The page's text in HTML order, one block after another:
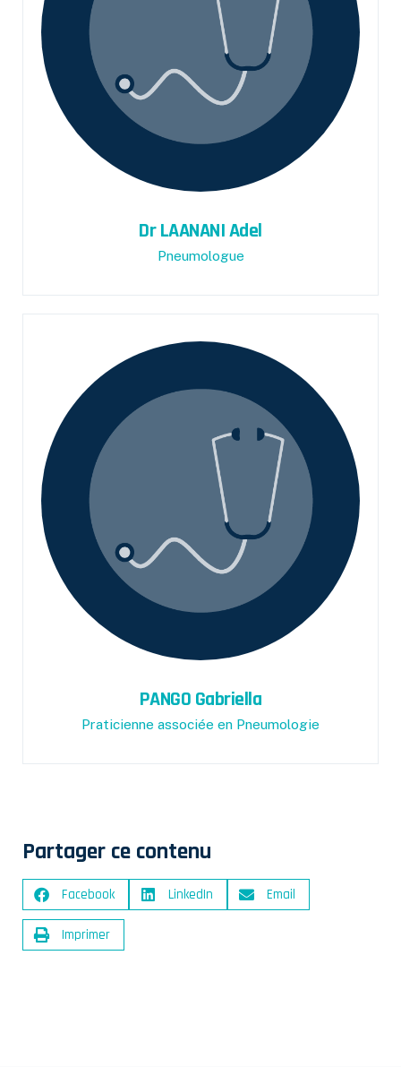
Dr LAANANI Adel
Pneumologue
PANGO Gabriella
Praticienne associée en Pneumologie
Partager ce contenu
Facebook LinkedIn Email
Imprimer